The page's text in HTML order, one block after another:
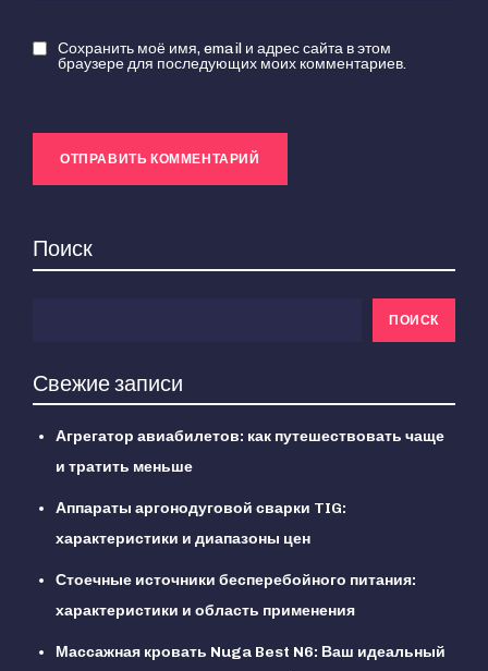
Сохранить моё имя, email и адрес сайта в этом
браузере для последующих моих комментариев.
Поиск
ПОИСК
Свежие записи
Агрегатор авиабилетов: как путешествовать чаще
и тратить меньше
Аппараты аргонодуговой сварки TIG:
характеристики и диапазоны цен
Стоечные источники бесперебойного питания:
характеристики и область применения
Массажная кровать Nuga Best N6: Ваш идеальный